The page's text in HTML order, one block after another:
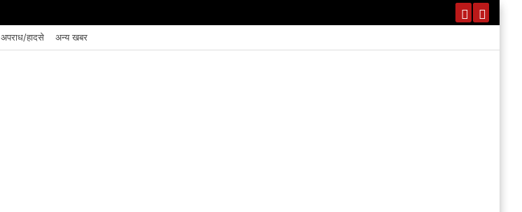
अपराध/हादसे अन्य खबर